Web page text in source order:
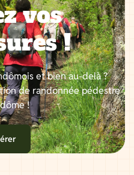
vos
!
et bien au-delà ?
de randonnée pédestre
!